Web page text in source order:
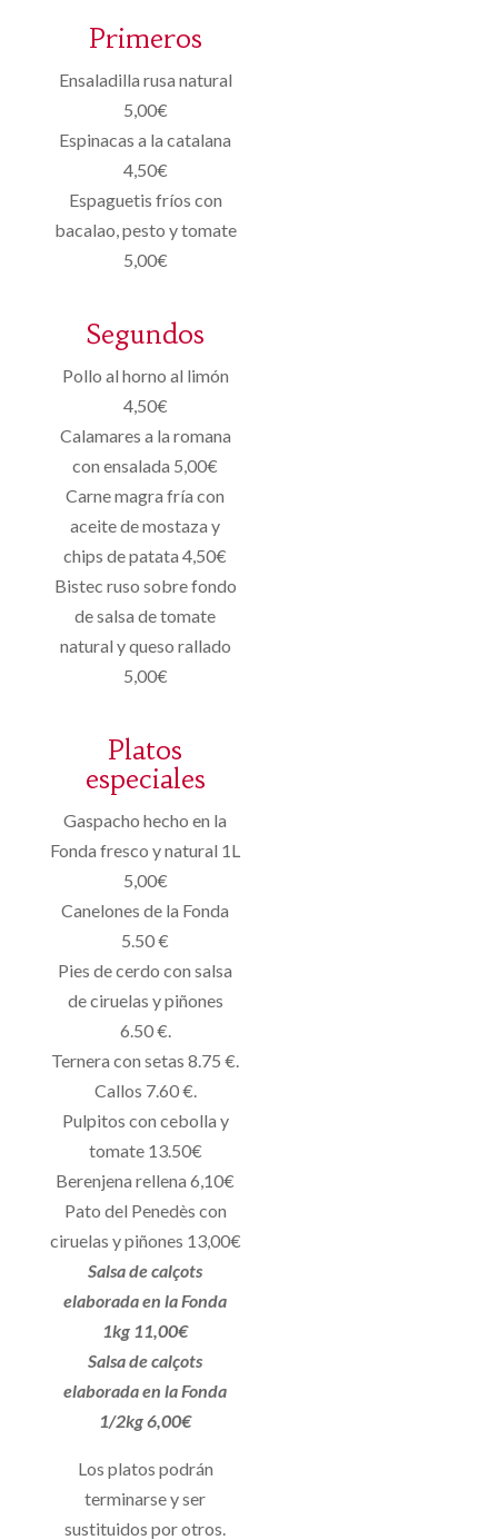
Primeros
Ensaladilla rusa natural
5,00€
Espinacas a la catalana
4,50€
Espaguetis fríos con
bacalao, pesto y tomate
5,00€
Segundos
Pollo al horno al limón
4,50€
Calamares a la romana
con ensalada 5,00€
Carne magra fría con
aceite de mostaza y
chips de patata 4,50€
Bistec ruso sobre fondo
de salsa de tomate
natural y queso rallado
5,00€
Platos
especiales
Gaspacho hecho en la
Fonda fresco y natural 1L
5,00€
Canelones de la Fonda
5.50 €
Pies de cerdo con salsa
de ciruelas y piñones
6.50 €.
Ternera con setas 8.75 €.
Callos 7.60 €.
Pulpitos con cebolla y
tomate 13.50€
Berenjena rellena 6,10€
Pato del Penedès con
ciruelas y piñones 13,00€
Salsa de calçots
elaborada en la Fonda
1kg 11,00€
Salsa de calçots
elaborada en la Fonda
1/2kg 6,00€
Los platos podrán
terminarse y ser
sustituidos por otros.